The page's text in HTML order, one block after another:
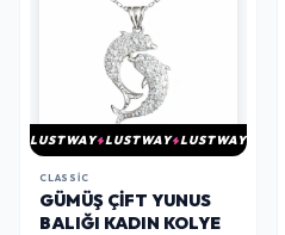
LUSTWAY LUSTWAY LUSTWAY
CLASSIC
GÜMÜŞ ÇIFT YUNUS
BALIĞI KADIN KOLYE